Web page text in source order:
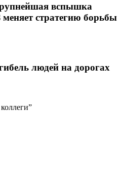
вспышка
стратегию борьбы
людей на дорогах